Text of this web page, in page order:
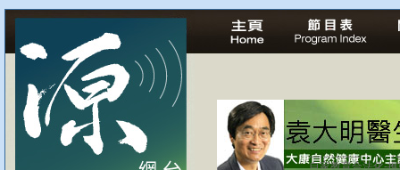
自家教育合法化-